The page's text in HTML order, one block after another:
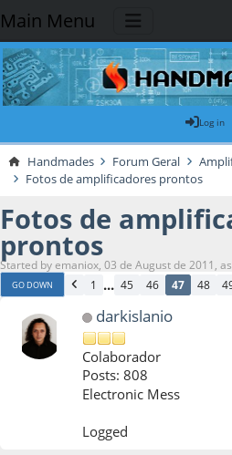
Main Menu
Log in
Handmades Forum Geral
Fotos de amplificadores prontos
Fotos de
prontos
Started by emaniox, 03 de August de 2011,
GO DOWN 1 ... 45 46 47 48
darkislanio
Colaborador
Posts: 808
Electronic Mess
Logged